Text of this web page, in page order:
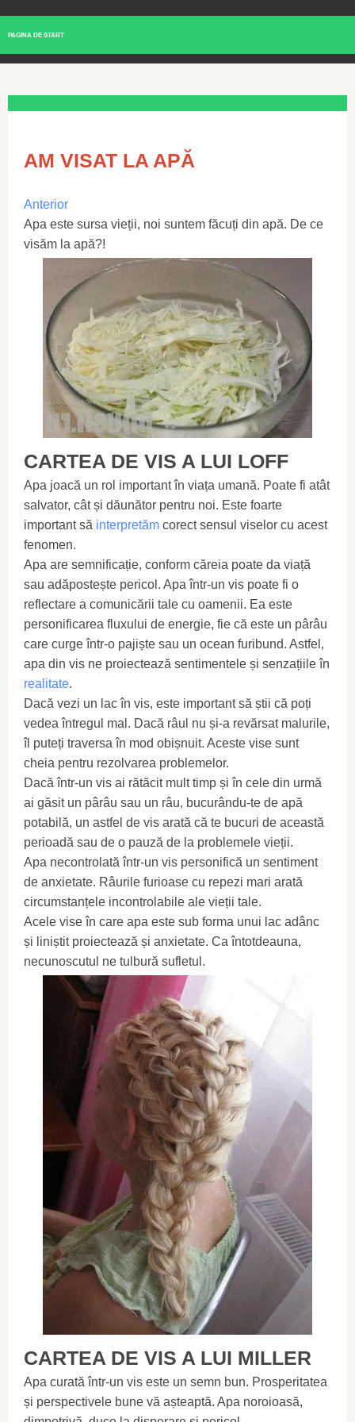
PAGINA DE START
AM VISAT LA APĂ
Anterior
Apa este sursa vieții, noi suntem făcuți din apă. De ce
visăm la apă?!
CARTEA DE VIS A LUI LOFF
Apa joacă un rol important în viața umană. Poate fi atât
salvator, cât și dăunător pentru noi. Este foarte
important să interpretăm corect sensul viselor cu acest
fenomen.
Apa are semnificație, conform căreia poate da viață
sau adăpostește pericol. Apa într-un vis poate fi o
reflectare a comunicării tale cu oamenii. Ea este
personificarea fluxului de energie, fie că este un pârâu
care curge într-o pajiște sau un ocean furibund. Astfel,
apa din vis ne proiectează sentimentele și senzațiile în
realitate.
Dacă vezi un lac în vis, este important să știi că poți
vedea întregul mal. Dacă râul nu și-a revărsat malurile,
îl puteți traversa în mod obișnuit. Aceste vise sunt
cheia pentru rezolvarea problemelor.
Dacă într-un vis ai rătăcit mult timp și în cele din urmă
ai găsit un pârâu sau un râu, bucurându-te de apă
potabilă, un astfel de vis arată că te bucuri de această
perioadă sau de o pauză de la problemele vieții.
Apa necontrolată într-un vis personifică un sentiment
de anxietate. Râurile furioase cu repezi mari arată
circumstanțele incontrolabile ale vieții tale.
Acele vise în care apa este sub forma unui lac adânc
și liniștit proiectează și anxietate. Ca întotdeauna,
necunoscutul ne tulbură sufletul.
CARTEA DE VIS A LUI MILLER
Apa curată într-un vis este un semn bun. Prosperitatea
și perspectivele bune vă așteaptă. Apa noroioasă,